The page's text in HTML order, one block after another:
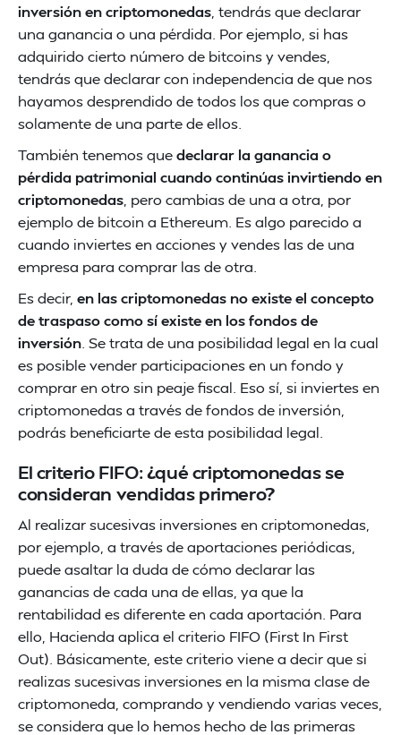
inversión en criptomonedas, tendrás que declarar
una ganancia o una pérdida. Por ejemplo, si has
adquirido cierto número de bitcoins y vendes,
tendrás que declarar con independencia de que nos
hayamos desprendido de todos los que compras o
solamente de una parte de ellos.
También tenemos quedeclarar la ganancia o
pérdida patrimonial cuando continúas invirtiendo en
criptomonedas, pero cambias de una a otra, por
ejemplo de bitcoin a Ethereum. Es algo parecido a
cuando inviertes en acciones y vendes las de una
empresa para comprar las de otra.
Es decir, en las criptomonedas no existe el concepto
de traspaso como sí existe en los fondos de
inversión. Se trata de una posibilidad legal en la cual
es posible vender participaciones en un fondo y
comprar en otro sin peaje fiscal. Eso sí, si inviertes en
criptomonedas a través de fondos de inversión,
podrás beneficiarte de esta posibilidad legal.
El criterio FIFO: ¿qué criptomonedas se
consideran vendidas primero?
Al realizar sucesivas inversiones en criptomonedas,
por ejemplo, a través de aportaciones periódicas,
puede asaltar la duda de cómo declarar las
ganancias de cada una de ellas, ya que la
rentabilidad es diferente en cada aportación. Para
ello, Hacienda aplica el criterio FIFO (First In First
Out). Básicamente, este criterio viene a decir que si
realizas sucesivas inversiones en la misma clase de
criptomoneda, comprando y vendiendo varias veces,
se considera que lo hemos hecho de las primeras